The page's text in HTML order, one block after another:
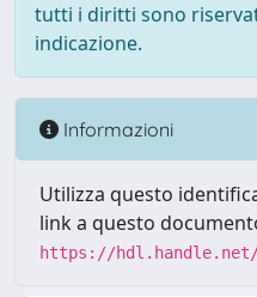
tutti i diritti sono
indicazione.
Informazioni
Utilizza questo
link a questo
https://hdl.handle.net/